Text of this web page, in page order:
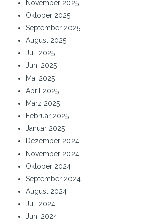
November 2025
Oktober 2025
September 2025
August 2025
Juli 2025
Juni 2025
Mai 2025
April 2025
März 2025
Februar 2025
Januar 2025
Dezember 2024
November 2024
Oktober 2024
September 2024
August 2024
Juli 2024
Juni 2024